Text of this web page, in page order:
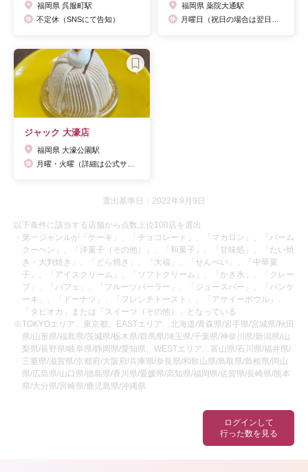
ログインして
行った数を見る
福岡県 呉服町駅
不定休（SNSにて告知）
福岡県 薬院大通駅
ジャック 大濠店
福岡県 大濠公園駅
選出基準日：2022年9月9日
以下条件に該当する店舗から点数上位100店を選出
・第一ジャンルが「ケーキ」、「チョコレート」、「マカロン」、「バーム
クーヘン」、「洋菓子（その他）」、「和菓子」、「甘味処」、「たい焼
き・大判焼き」、「どら焼き」、「大福」、「せんべい」、「中華菓
子」、「アイスクリーム」、「ソフトクリーム」、「かき氷」、「クレー
プ」、「パフェ」、「フルーツパーラー」、「ジュースバー」、「パンケ
ーキ」、「ドーナツ」、「フレンチトースト」、「アサイーボウル」、
「タピオカ」または「スイーツ（その他）」となっている
※TOKYOエリア…東京都、EASTエリア…北海道/青森県/岩手県/宮城県/秋田
県/山形県/福島県/茨城県/栃木県/群馬県/埼玉県/千葉県/神奈川県/新潟県/山
梨県/長野県/岐阜県/静岡県/愛知県、WESTエリア…富山県/石川県/福井県/
三重県/滋賀県/京都府/大阪府/兵庫県/奈良県/和歌山県/鳥取県/島根県/岡山
県/広島県/山口県/徳島県/香川県/愛媛県/高知県/福岡県/佐賀県/長崎県/熊本
県/大分県/宮崎県/鹿児島県/沖縄県